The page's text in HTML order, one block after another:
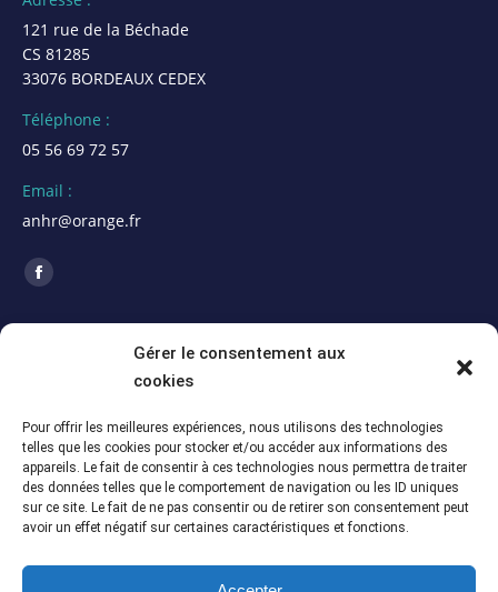
Gérer le consentement aux
cookies
Pour offrir les meilleures expériences, nous utilisons des technologies
telles que les cookies pour stocker et/ou accéder aux informations des
appareils. Le fait de consentir à ces technologies nous permettra de traiter
des données telles que le comportement de navigation ou les ID uniques
sur ce site. Le fait de ne pas consentir ou de retirer son consentement peut
avoir un effet négatif sur certaines caractéristiques et fonctions.
121 rue de la Béchade
CS 81285
33076 BORDEAUX CEDEX
Téléphone :
05 56 69 72 57
Email :
anhr@orange.fr
Trouvez nous sur :
La
une
nouvelle
fenêtre
Assemblée Générale 2026 de la section Alpes
5 juillet 2026
Assemblée Générale du 12 juin 2026 – Section
Meuse-Marne (55-51)
5 juillet 2026